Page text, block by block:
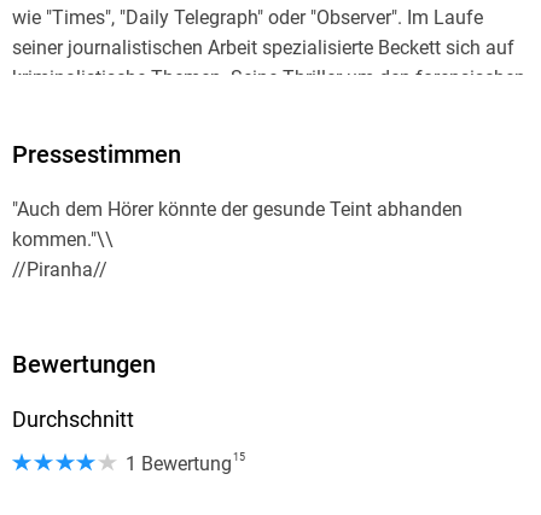
9783839890431
Herstelleradresse
wie "Times", "Daily Telegraph" oder "Observer". Im Laufe
seiner journalistischen Arbeit spezialisierte Beckett sich auf
kriminalistische Themen. Seine Thriller um den forensischen
Platz 1 der SPIEGEL-Bestsellerliste.
Pressestimmen
"Auch dem Hörer könnte der gesunde Teint abhanden
kommen."\\
//Piranha//
Bewertungen
Durchschnitt
1 Bewertung 15